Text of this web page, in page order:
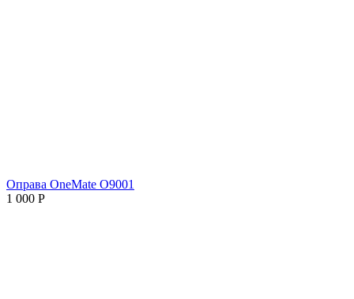
Оправа OneMate O9001
1 000 Р